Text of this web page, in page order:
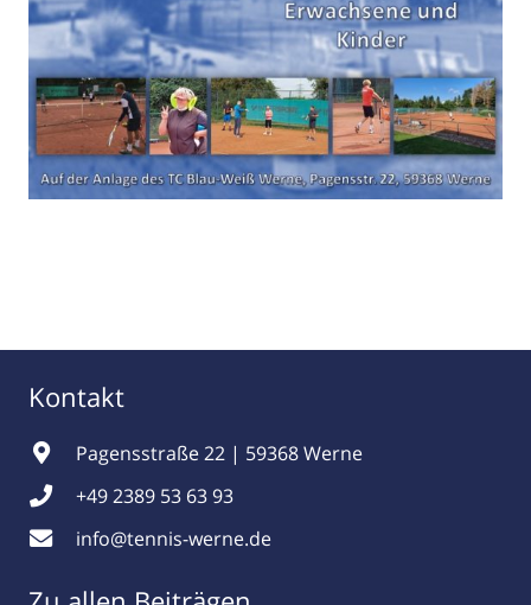
Kontakt
Pagensstraße 22 | 59368 Werne
+49 2389 53 63 93
info@tennis-werne.de